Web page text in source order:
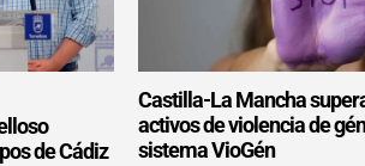
de Cádiz
Castilla-La Mancha
activos de violencia de
sistema VioGén